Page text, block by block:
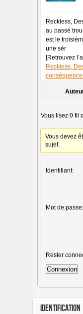
Reckless,
au passé
est le
une sér
[Retrouvez
Reckless,
Vous lisez 0 fil
Vous devez
sujet.
Identifiant:
Mot de passe:
Rester
Connexion
IDENTIFICATION